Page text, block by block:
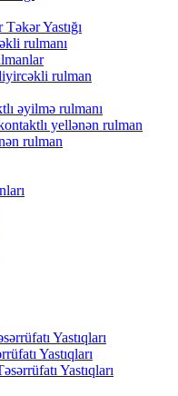
Yastığı
rulmanı
rulman
əyilmə rulmanı
yellənən rulman
rulman
Yastıqları
Yastıqları
Yastıqları